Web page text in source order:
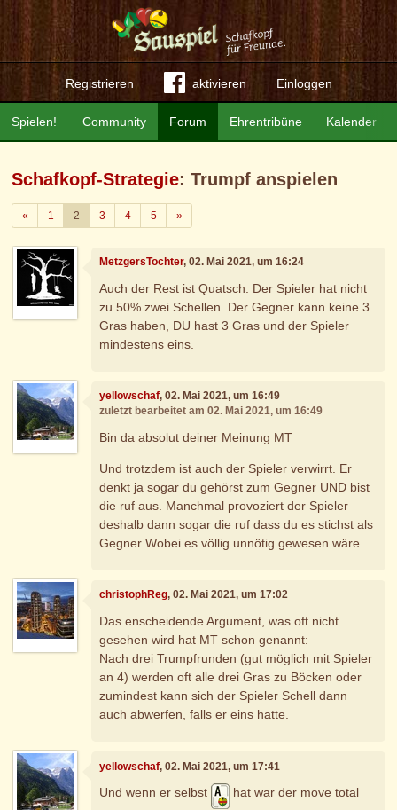
Registrieren aktivieren Einloggen
Community Forum Ehrentribüne Kalender
Spielen!
Schafkopf-Strategie: Trumpf anspielen
«Zurück
1 2 3 4 5 »Weiter
MetzgersTochter, 02. Mai 2021, um 16:24
Auch der Rest ist Quatsch: Der Spieler hat nicht
zu 50% zwei Schellen. Der Gegner kann keine 3
Gras haben, DU hast 3 Gras und der Spieler
mindestens eins.
yellowschaf, 02. Mai 2021, um 16:49
zuletzt bearbeitet am 02. Mai 2021, um 16:49
Bin da absolut deiner Meinung MT
Und trotzdem ist auch der Spieler verwirrt. Er
denkt ja sogar du gehörst zum Gegner UND bist
die ruf aus. Manchmal provoziert der Spieler
deshalb dann sogar die ruf dass du es stichst als
Gegner Wobei es völlig unnötig gewesen wäre
christophReg, 02. Mai 2021, um 17:02
Das enscheidende Argument, was oft nicht
gesehen wird hat MT schon genannt:
Nach drei Trumpfrunden (gut möglich mit Spieler
an 4) werden oft alle drei Gras zu Böcken oder
zumindest kann sich der Spieler Schell dann
auch abwerfen, falls er eins hatte.
yellowschaf, 02. Mai 2021, um 17:41
Und wenn er selbst
hat war der move total